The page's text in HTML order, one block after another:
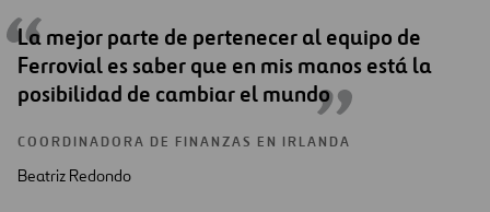
La mejor parte de pertenecer al equipo de
Ferrovial es saber que en mis manos está la
posibilidad de cambiar el mundo
COORDINADORA DE FINANZAS EN IRLANDA
Beatriz Redondo